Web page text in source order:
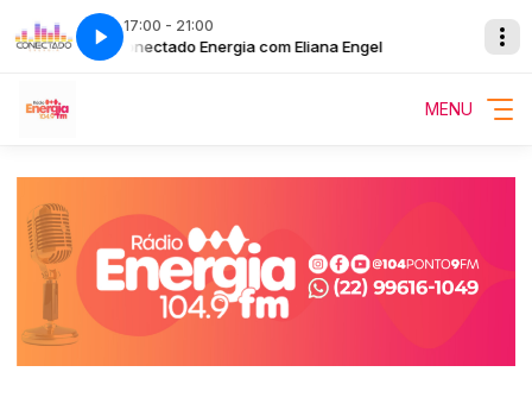
17:00 - 21:00
Conectado Energia com Eliana Engel
MENU